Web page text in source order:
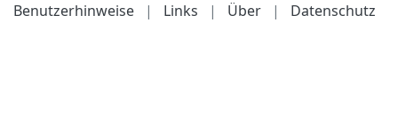
Benutzerhinweise
| Links | Über | Datenschutz